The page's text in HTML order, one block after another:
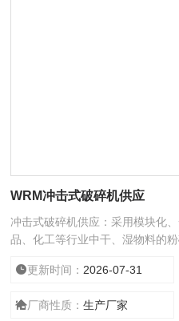
WRM冲击式破碎机供应
冲击式破碎机供应：采用模块化
品、化工等行业中干、湿物料的
更新时间： 2026-07-31
厂商性质：生产厂家